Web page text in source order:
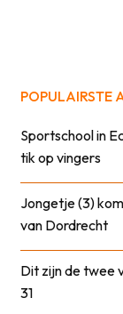
POPULAIRSTE
Sportschool in
tik op vingers
Jongetje (3)
van Dordrecht
Dit zijn de twee
31